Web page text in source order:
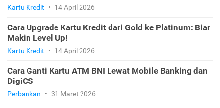
Kartu Kredit • 14 April 2026
Cara Upgrade Kartu Kredit dari Gold ke Platinum: Biar
Makin Level Up!
Kartu Kredit • 14 April 2026
Cara Ganti Kartu ATM BNI Lewat Mobile Banking dan
DigiCS
Perbankan • 31 Maret 2026